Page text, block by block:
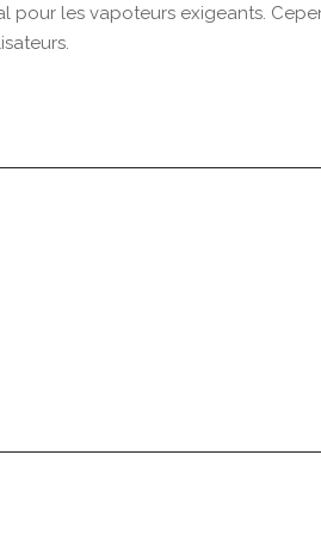
les vapoteurs exigeants.